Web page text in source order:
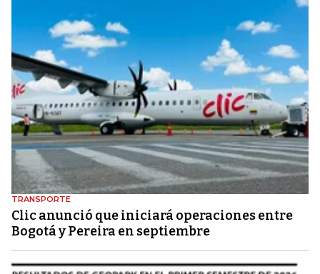
TRANSPORTE
Clic anunció que iniciará operaciones entre
Bogotá y Pereira en septiembre